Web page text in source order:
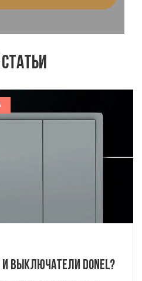
и выключатели Donel?